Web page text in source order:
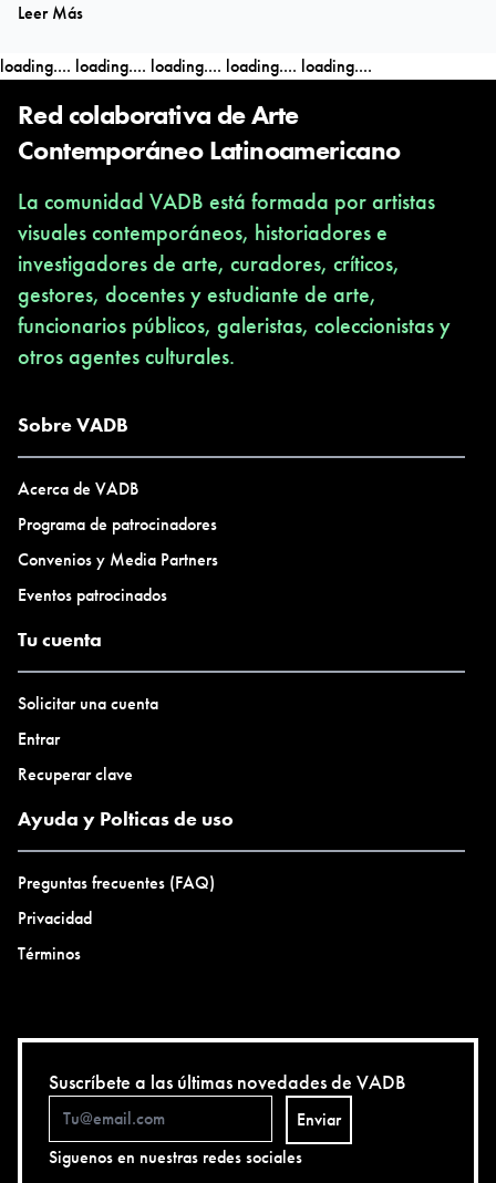
Leer Más
loading.... loading.... loading.... loading.... loading....
Red colaborativa de Arte
Contemporáneo Latinoamericano
La comunidad VADB está formada por artistas
visuales contemporáneos, historiadores e
investigadores de arte, curadores, críticos,
gestores, docentes y estudiante de arte,
funcionarios públicos, galeristas, coleccionistas y
otros agentes culturales.
Sobre VADB
Acerca de VADB
Programa de patrocinadores
Convenios y Media Partners
Eventos patrocinados
Tu cuenta
Solicitar una cuenta
Entrar
Recuperar clave
Ayuda y Polticas de uso
Preguntas frecuentes (FAQ)
Privacidad
Términos
Suscríbete a las últimas novedades de VADB
Enviar
Siguenos en nuestras redes sociales